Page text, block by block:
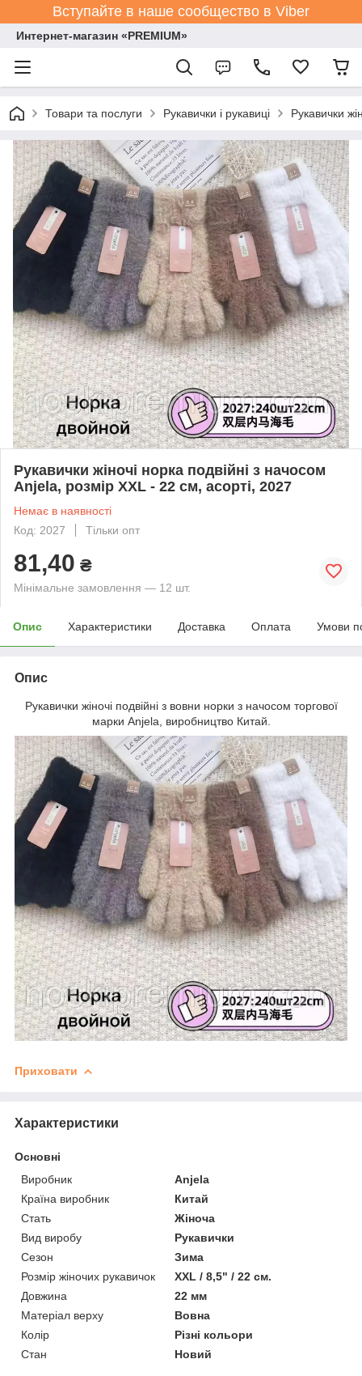
Вступайте в наше сообщество в Viber
Интернет-магазин «PREMIUM»
Товари та послуги Рукавички і рукавиці Рукавички
Рукавички жіночі норка подвійні з начосом
Anjela, розмір XXL - 22 см, асорті, 2027
Немає в наявності
Код: 2027
Тільки опт
81,40 ₴
Мінімальне замовлення — 12 шт.
Опис Характеристики Доставка Оплата Умови
Опис
Рукавички жіночі подвійні з вовни норки з начосом торгової
марки Anjela, виробництво Китай.
Приховати
Характеристики
Основні
Виробник
Anjela
Країна виробник
Китай
Стать
Жіноча
Вид виробу
Рукавички
Сезон
Зима
Розмір жіночих рукавичок
XXL / 8,5" / 22 см.
Довжина
22 мм
Матеріал верху
Вовна
Колір
Різні кольори
Стан
Новий